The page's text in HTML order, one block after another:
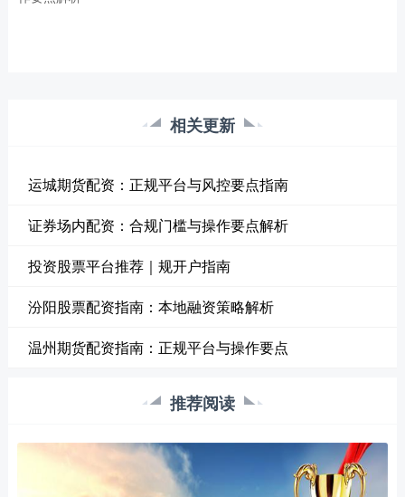
相关更新
运城期货配资：正规平台与风控要点指南
证券场内配资：合规门槛与操作要点解析
投资股票平台推荐｜规开户指南
汾阳股票配资指南：本地融资策略解析
温州期货配资指南：正规平台与操作要点
推荐阅读